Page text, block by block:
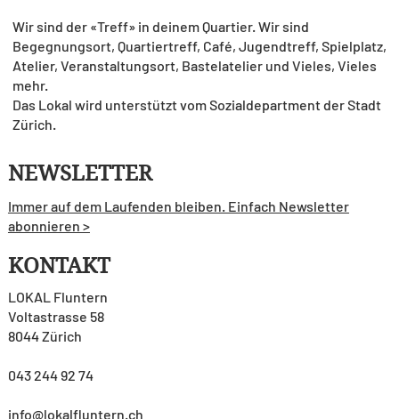
KONTAKT
LOKAL Fluntern
Voltastrasse 58
8044 Zürich
043 244 92 74
info@lokalfluntern.ch
Wir sind der «Treff» in deinem Quartier. Wir sind
Begegnungsort, Quartiertreff, Café, Jugendtreff, Spielplatz,
Atelier, Veranstaltungsort, Bastelatelier und Vieles, Vieles
mehr.
Das Lokal wird unterstützt vom Sozialdepartment der Stadt
Zürich.
NEWSLETTER
Immer auf dem Laufenden bleiben. Einfach Newsletter
abonnieren >